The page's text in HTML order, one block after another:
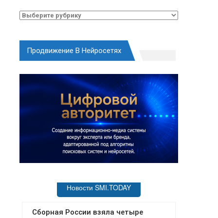
Рубрики
Продвижение В Нейросетях